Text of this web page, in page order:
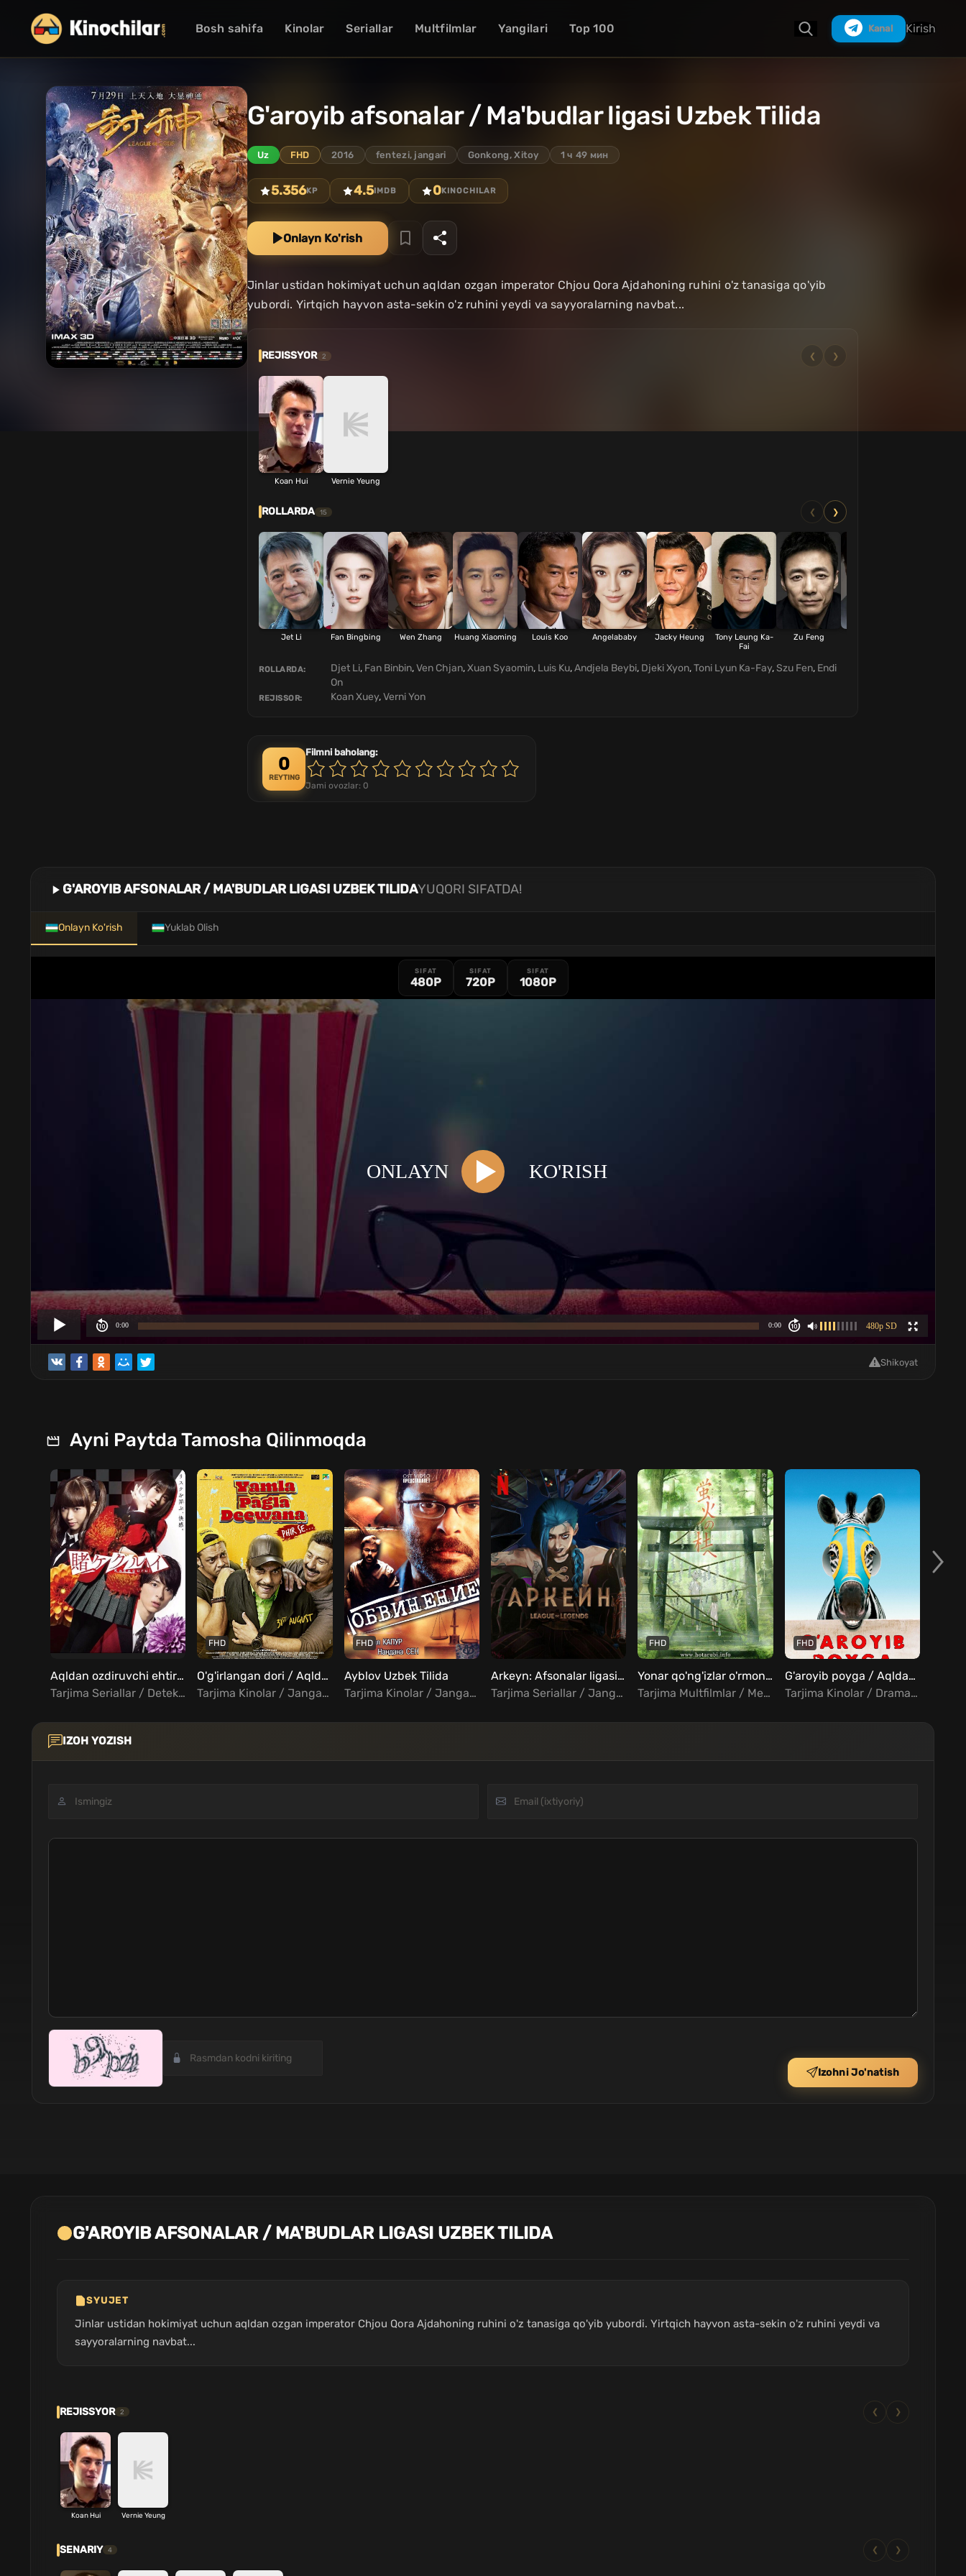
Bosh sahifa Kinolar Seriallar Multfilmlar Yangilari Top 100 Kanal Kirish
Izlash
G'aroyib afsonalar / Ma'budlar ligasi Uzbek Tilida
Uz FHD 2016 fentezi, jangari Gonkong, Xitoy 1 ч 49 мин
5.356KP 4.5IMDB 0KINOCHILAR
Onlayn Ko'rish
Jinlar ustidan hokimiyat uchun aqldan ozgan imperator Chjou Qora Ajdahoning ruhini o'z tanasiga qo'yib
yubordi. Yirtqich hayvon asta-sekin o'z ruhini yeydi va sayyoralarning navbat...
REJISSYOR 2 ❮ ❯
Koan Hui Vernie Yeung
ROLLARDA 15 ❮ ❯
Jet Li Fan Bingbing Wen Zhang Huang Xiaoming Louis Koo Angelababy Jacky Heung
Tony Leung Ka-
Fai
Zu Feng
ROLLARDA: Djet Li, Fan Binbin,Ven Chjan,Xuan Syaomin, Luis Ku,Andjela Beybi, Djeki Xyon,Toni Lyun Ka-Fay,Szu Fen, Endi
On
REJISSOR: Koan Xuey,Verni Yon
0
REYTING
Filmni baholang:
Jami ovozlar: 0
G'AROYIB AFSONALAR / MA'BUDLAR LIGASI UZBEK TILIDAYUQORI SIFATDA!
Onlayn Ko'rish Yuklab Olish
SIFAT
480P
SIFAT
720P
SIFAT
1080P
Shikoyat
Ayni Paytda Tamosha Qilinmoqda
Aqldan ozdiruvchi ehtirosli o'yinlar / Aqldan ozgan hayajon Barcha qismlar Uzbek Tilida
Tarjima Seriallar / Detektiv / Drama / Xorij Seriallar Uzbek Tilida
FHD
O'g'irlangan dori / Aqldan ozgan oila 3 / Uch devona yigit 3 Uzbek Tilida
Tarjima Kinolar / Jangari / Drama / Komediya / Hind Kinolar Uzbek Tilida
FHD
Ayblov Uzbek Tilida
Tarjima Kinolar / Jangari / Drama / Kriminal / Hind Kinolar Uzbek Tilida
Arkeyn: Afsonalar ligasi Barcha qismlar Uzbek Tilida
Tarjima Seriallar / Jangari / Drama / Fantastika / Fentezi / Xorij Seriallar Uzbek Tilida
FHD
Yonar qo'ng'izlar o'rmoni Uzbek Tilida
Tarjima Multfilmlar / Melodrama / Fentezi / Xorij Multfilmlar Uzbek Tilida
FHD
G'aroyib poyga / Aqldan ozgan poyga Uzbek Tilida
Tarjima Kinolar / Drama / Komediya / Sarguzasht / Oilaviy / Xorij Kinolar Uzbek Tilida
IZOH YOZISH
Izohni Jo'natish
G'AROYIB AFSONALAR / MA'BUDLAR LIGASI UZBEK TILIDA
SYUJET
Jinlar ustidan hokimiyat uchun aqldan ozgan imperator Chjou Qora Ajdahoning ruhini o'z tanasiga qo'yib yubordi. Yirtqich hayvon asta-sekin o'z ruhini yeydi va
sayyoralarning navbat...
REJISSYOR 2 ❮ ❯
Koan Hui Vernie Yeung
SENARIY 4 ❮ ❯